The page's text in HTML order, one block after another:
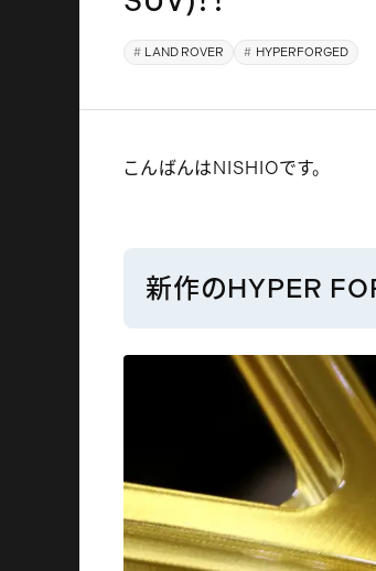
LAND ROVER HYPERFORGED
こんばんはNISHIOです。
新作のHYPER